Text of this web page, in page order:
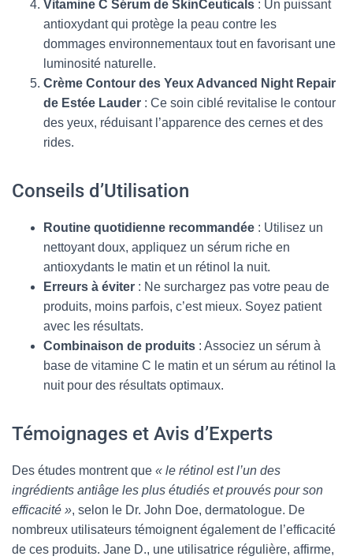
Vitamine C Sérum de SkinCeuticals : Un puissant
antioxydant qui protège la peau contre les
dommages environnementaux tout en favorisant une
luminosité naturelle.
Crème Contour des Yeux Advanced Night Repair
de Estée Lauder : Ce soin ciblé revitalise le contour
des yeux, réduisant l’apparence des cernes et des
rides.
Conseils d’Utilisation
Routine quotidienne recommandée : Utilisez un
nettoyant doux, appliquez un sérum riche en
antioxydants le matin et un rétinol la nuit.
Erreurs à éviter : Ne surchargez pas votre peau de
produits, moins parfois, c’est mieux. Soyez patient
avec les résultats.
Combinaison de produits : Associez un sérum à
base de vitamine C le matin et un sérum au rétinol la
nuit pour des résultats optimaux.
Témoignages et Avis d’Experts
Des études montrent que « le rétinol est l’un des
ingrédients antiâge les plus étudiés et prouvés pour son
efficacité », selon le Dr. John Doe, dermatologue. De
nombreux utilisateurs témoignent également de l’efficacité
de ces produits. Jane D., une utilisatrice régulière, affirme,